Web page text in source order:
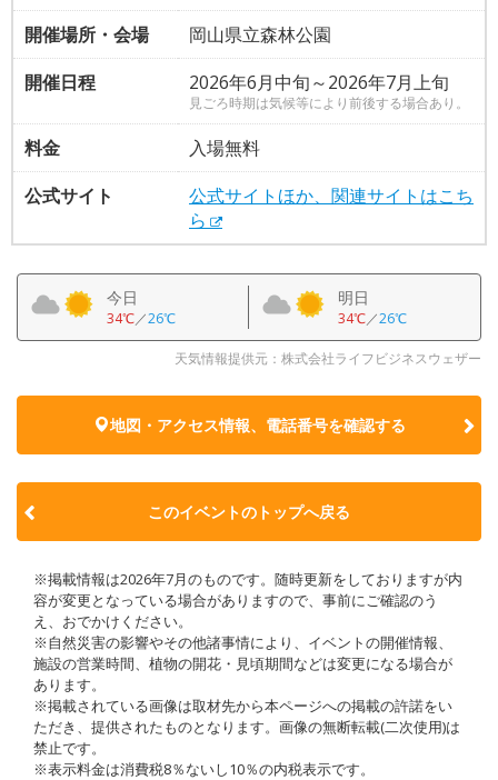
開催場所・会場
岡山県立森林公園
開催日程
2026年6月中旬～2026年7月上旬
見ごろ時期は気候等により前後する場合あり。
料金
入場無料
公式サイト
公式サイトほか、関連サイトはこち
ら
今日
34℃／26℃
明日
34℃／26℃
天気情報提供元：株式会社ライフビジネスウェザー
地図・アクセス情報、電話番号を確認する
このイベントのトップへ戻る
※掲載情報は2026年7月のものです。随時更新をしておりますが内
容が変更となっている場合がありますので、事前にご確認のう
え、おでかけください。
※自然災害の影響やその他諸事情により、イベントの開催情報、
施設の営業時間、植物の開花・見頃期間などは変更になる場合が
あります。
※掲載されている画像は取材先から本ページへの掲載の許諾をい
ただき、提供されたものとなります。画像の無断転載(二次使用)は
禁止です。
※表示料金は消費税8％ないし10％の内税表示です。